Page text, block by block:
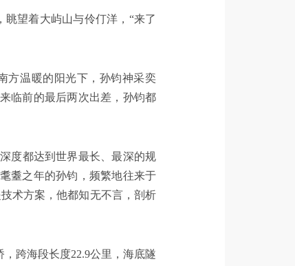
望着大屿山与伶仃洋，“来了
方温暖的阳光下，孙钧神采奕
临前的最后两次出差，孙钧都
度都达到世界最长、最深的规
耋之年的孙钧，频繁地往来于
术方案，他都知无不言，剖析
跨海段长度22.9公里，海底隧